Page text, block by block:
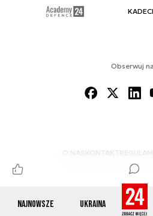
Najnowsze Ukraina
Obserwuj
O NAS KONTAKT
© 2012-2026